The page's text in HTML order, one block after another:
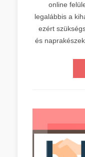
online
legalábbis a
ezért
és